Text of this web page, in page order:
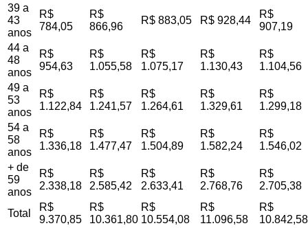
39 a
43
anos
R$
784,05
R$
866,96
R$ 883,05 R$ 928,44
R$
907,19
44 a
48
anos
R$
954,63
R$
1.055,58
R$
1.075,17
R$
1.130,43
R$
1.104,56
49 a
53
anos
R$
1.122,84
R$
1.241,57
R$
1.264,61
R$
1.329,61
R$
1.299,18
54 a
58
anos
R$
1.336,18
R$
1.477,47
R$
1.504,89
R$
1.582,24
R$
1.546,02
+ de
59
anos
R$
2.338,18
R$
2.585,42
R$
2.633,41
R$
2.768,76
R$
2.705,38
Total
R$
9.370,85
R$
10.361,80
R$
10.554,08
R$
11.096,58
R$
10.842,58